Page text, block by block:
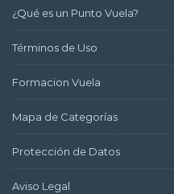
¿Qué es un Punto Vuela?
Términos de Uso
Formacion Vuela
Mapa de Categorías
Protección de Datos
Aviso Legal